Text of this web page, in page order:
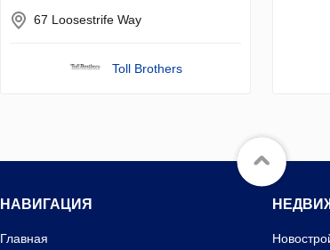
67 Loosestrife Way
Toll Brothers
НАВИГАЦИЯ
Главная